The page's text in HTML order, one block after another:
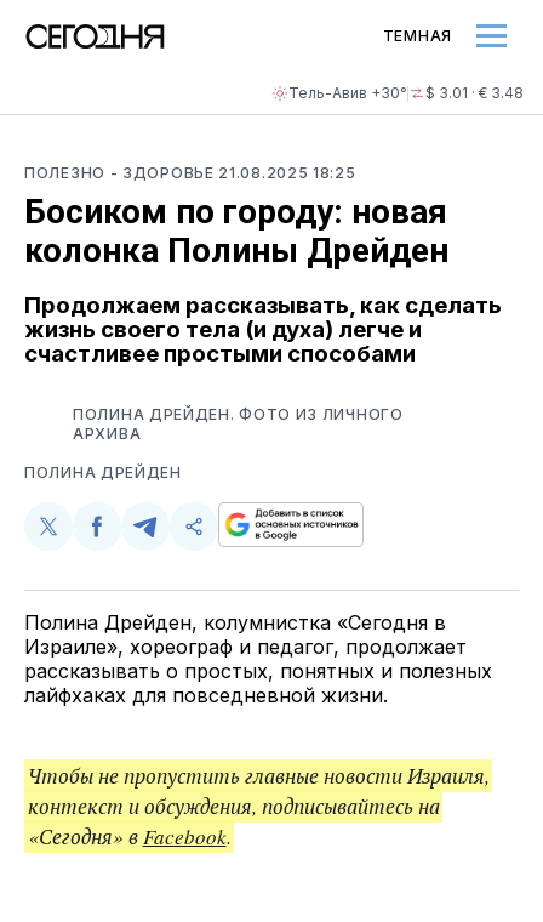
Тель-Авив +30° $ 3.01 · € 3.48
ТЕМНАЯ
ПОЛЕЗНО - ЗДОРОВЬЕ 21.08.2025 18:25
Босиком по городу: новая
колонка Полины Дрейден
Продолжаем рассказывать, как сделать
жизнь своего тела (и духа) легче и
счастливее простыми способами
ПОЛИНА ДРЕЙДЕН. ФОТО ИЗ ЛИЧНОГО
АРХИВА
ПОЛИНА ДРЕЙДЕН
Поделиться
Twitter
Поделиться
Facebook
Поделиться
Telegram
Скопируйте
поделитесь
Полина Дрейден, колумнистка «Сегодня в
Израиле», хореограф и педагог, продолжает
рассказывать о простых, понятных и полезных
лайфхаках для повседневной жизни.
Чтобы не пропустить главные новости Израиля,
контекст и обсуждения, подписывайтесь на
«Сегодня» вFacebook.